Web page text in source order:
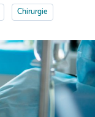
Chirurgie